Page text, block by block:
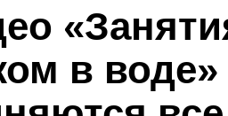
в воде»